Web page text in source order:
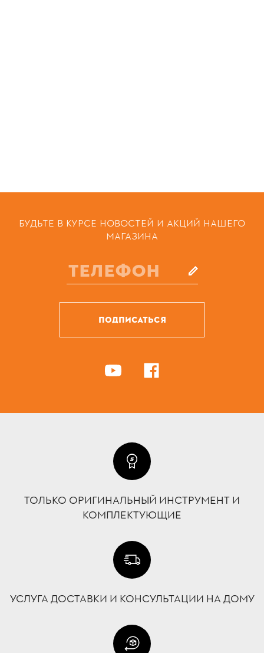
БУДЬТЕ В КУРСЕ НОВОСТЕЙ И АКЦИЙ НАШЕГО
МАГАЗИНА
ПОДПИСАТЬСЯ
ТОЛЬКО ОРИГИНАЛЬНЫЙ ИНСТРУМЕНТ И
КОМПЛЕКТУЮЩИЕ
УСЛУГА ДОСТАВКИ И КОНСУЛЬТАЦИИ НА ДОМУ